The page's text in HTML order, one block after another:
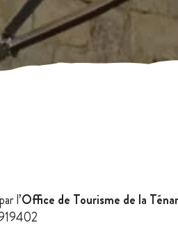
l’Office de Tourisme de la